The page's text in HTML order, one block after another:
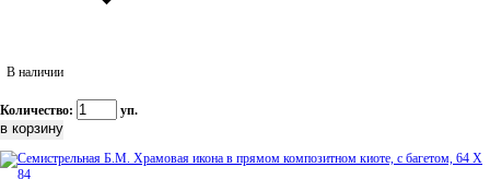
В наличии
Количество: уп.